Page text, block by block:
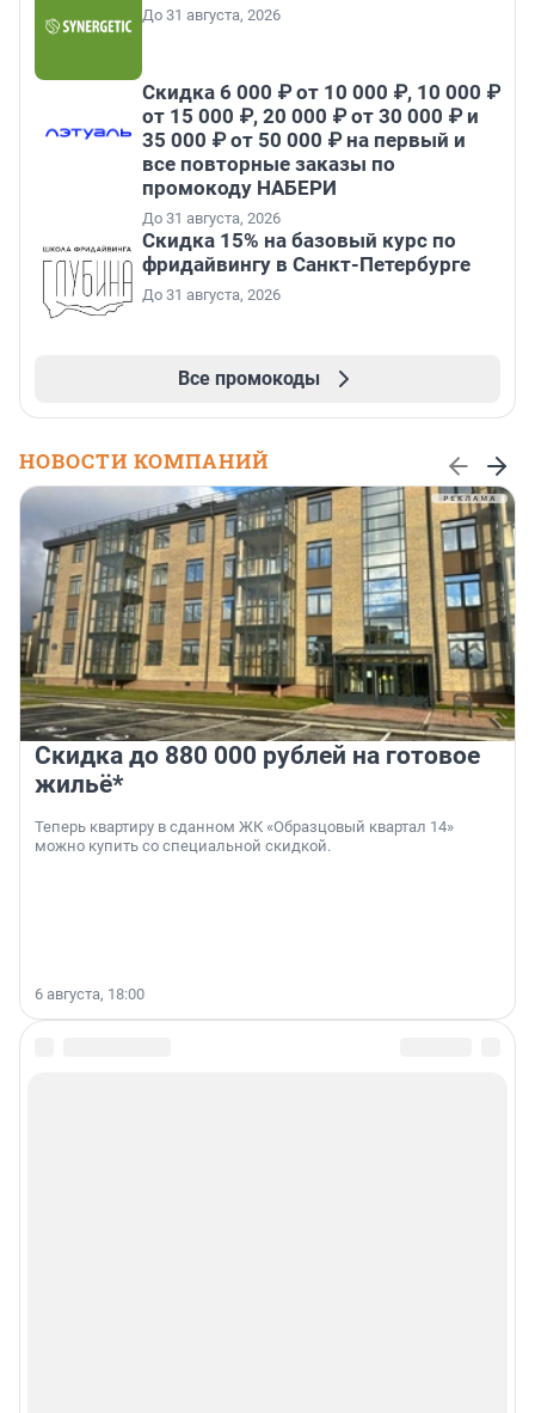
До 31 августа, 2026
Скидка 6 000 ₽ от 10 000 ₽, 10 000 ₽
от 15 000 ₽, 20 000 ₽ от 30 000 ₽ и
35 000 ₽ от 50 000 ₽ на первый и
все повторные заказы по
промокоду НАБЕРИ
До 31 августа, 2026
Скидка 15% на базовый курс по
фридайвингу в Санкт-Петербурге
До 31 августа, 2026
Все промокоды
НОВОСТИ КОМПАНИЙ
Скидка до 880 000 рублей на готовое
жильё*
Теперь квартиру в сданном ЖК «Образцовый квартал 14»
можно купить со специальной скидкой.
6 августа, 18:00